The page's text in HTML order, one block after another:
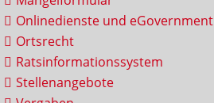
Onlinedienste und eGovernment
Ortsrecht
Ratsinformationssystem
Stellenangebote